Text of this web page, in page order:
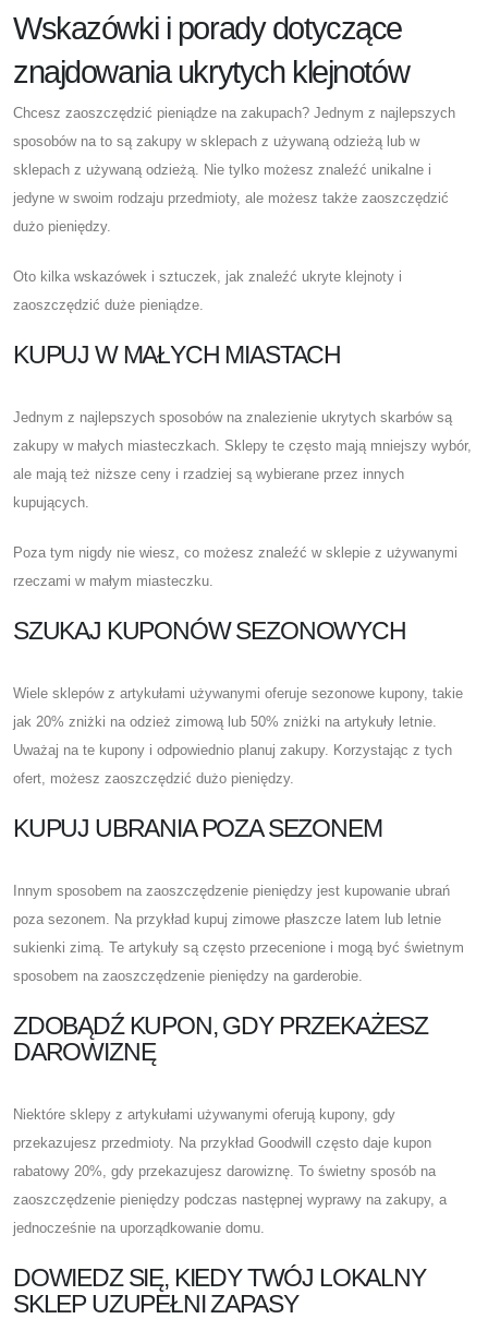
Wskazówki i porady dotyczące
znajdowania ukrytych klejnotów
Chcesz zaoszczędzić pieniądze na zakupach? Jednym z najlepszych
sposobów na to są zakupy w sklepach z używaną odzieżą lub w
sklepach z używaną odzieżą. Nie tylko możesz znaleźć unikalne i
jedyne w swoim rodzaju przedmioty, ale możesz także zaoszczędzić
dużo pieniędzy.
Oto kilka wskazówek i sztuczek, jak znaleźć ukryte klejnoty i
zaoszczędzić duże pieniądze.
KUPUJ W MAŁYCH MIASTACH
Jednym z najlepszych sposobów na znalezienie ukrytych skarbów są
zakupy w małych miasteczkach. Sklepy te często mają mniejszy wybór,
ale mają też niższe ceny i rzadziej są wybierane przez innych
kupujących.
Poza tym nigdy nie wiesz, co możesz znaleźć w sklepie z używanymi
rzeczami w małym miasteczku.
SZUKAJ KUPONÓW SEZONOWYCH
Wiele sklepów z artykułami używanymi oferuje sezonowe kupony, takie
jak 20% zniżki na odzież zimową lub 50% zniżki na artykuły letnie.
Uważaj na te kupony i odpowiednio planuj zakupy. Korzystając z tych
ofert, możesz zaoszczędzić dużo pieniędzy.
KUPUJ UBRANIA POZA SEZONEM
Innym sposobem na zaoszczędzenie pieniędzy jest kupowanie ubrań
poza sezonem. Na przykład kupuj zimowe płaszcze latem lub letnie
sukienki zimą. Te artykuły są często przecenione i mogą być świetnym
sposobem na zaoszczędzenie pieniędzy na garderobie.
ZDOBĄDŹ KUPON, GDY PRZEKAŻESZ
DAROWIZNĘ
Niektóre sklepy z artykułami używanymi oferują kupony, gdy
przekazujesz przedmioty. Na przykład Goodwill często daje kupon
rabatowy 20%, gdy przekazujesz darowiznę. To świetny sposób na
zaoszczędzenie pieniędzy podczas następnej wyprawy na zakupy, a
jednocześnie na uporządkowanie domu.
DOWIEDZ SIĘ, KIEDY TWÓJ LOKALNY
SKLEP UZUPEŁNI ZAPASY